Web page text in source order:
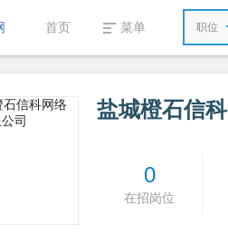
首页 菜单 职位
盐城橙石信
0
在招岗位